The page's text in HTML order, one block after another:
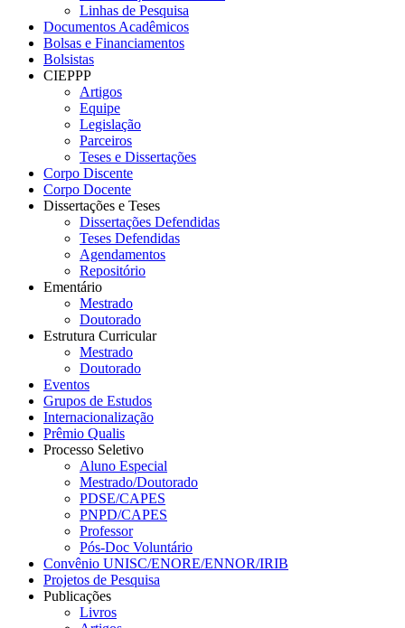
Linhas de Pesquisa
Documentos Acadêmicos
Bolsas e Financiamentos
Bolsistas
CIEPPP
Artigos
Equipe
Legislação
Parceiros
Teses e Dissertações
Corpo Discente
Corpo Docente
Dissertações e Teses
Dissertações Defendidas
Teses Defendidas
Agendamentos
Repositório
Ementário
Mestrado
Doutorado
Estrutura Curricular
Mestrado
Doutorado
Eventos
Grupos de Estudos
Internacionalização
Prêmio Qualis
Processo Seletivo
Aluno Especial
Mestrado/Doutorado
PDSE/CAPES
PNPD/CAPES
Professor
Pós-Doc Voluntário
Convênio UNISC/ENORE/ENNOR/IRIB
Projetos de Pesquisa
Publicações
Livros